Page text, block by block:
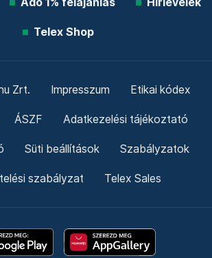
Telex Shop
Zrt. Impresszum Etikai kódex
ÁSZF Adatkezelési tájékoztató
Süti beállítások Szabályzatok
szabályzat Telex Sales